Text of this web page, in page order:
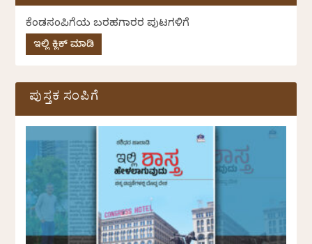
ಕೆಂಡಸಂಪಿಗೆಯ ಬರಹಗಾರರ ಪುಟಗಳಿಗೆ
ಇಲ್ಲಿ ಕ್ಲಿಕ್ ಮಾಡಿ
ಪುಸ್ತಕ ಸಂಪಿಗೆ